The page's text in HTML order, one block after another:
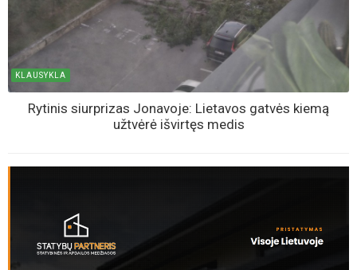
AKTUALIJOS
kambarių butas, tačiau yra viena svarbi detalė